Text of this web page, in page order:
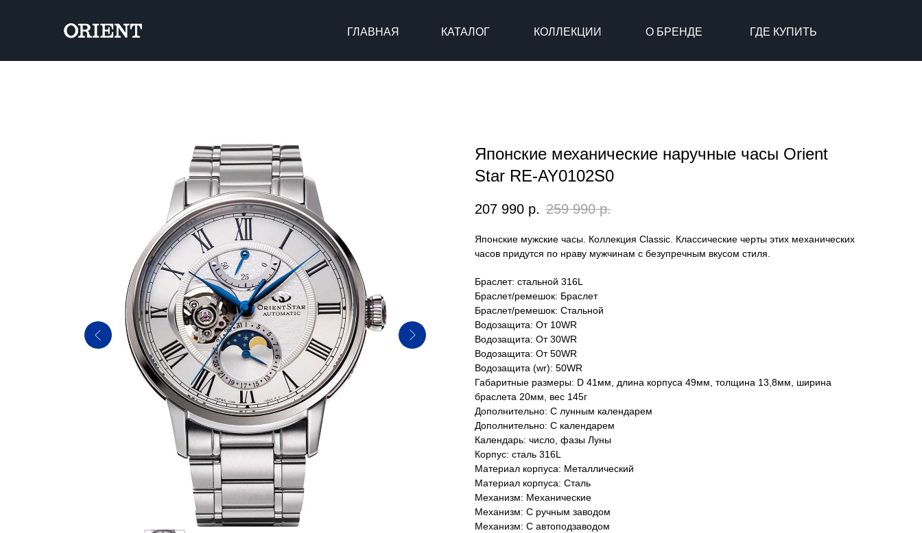
ГДЕ КУПИТЬ
О БРЕНДЕ
КОЛЛЕКЦИИ
КАТАЛОГ
ГЛАВНАЯ
Японские механические наручные часы Orient
Star RE-AY0102S0
207 990 р. 259 990 р.
Японские мужские часы. Коллекция Classic. Классические черты этих механических
часов придутся по нраву мужчинам с безупречным вкусом стиля.
Браслет: стальной 316L
Браслет/ремешок: Браслет
Браслет/ремешок: Стальной
Водозащита: От 10WR
Водозащита: От 30WR
Водозащита: От 50WR
Водозащита (wr): 50WR
Габаритные размеры: D 41мм, длина корпуса 49мм, толщина 13,8мм, ширина
браслета 20мм, вес 145г
Дополнительно: С лунным календарем
Дополнительно: С календарем
Календарь: число, фазы Луны
Корпус: сталь 316L
Материал корпуса: Металлический
Материал корпуса: Сталь
Механизм: Механические
Механизм: С ручным заводом
Механизм: С автоподзаводом